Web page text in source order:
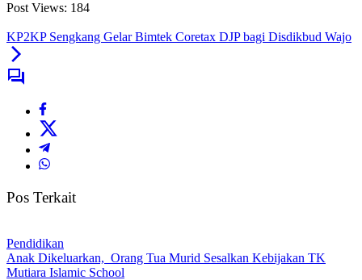
Post Views: 184
KP2KP Sengkang Gelar Bimtek Coretax DJP bagi Disdikbud Wajo
Pos Terkait
Pendidikan
Anak Dikeluarkan, Orang Tua Murid Sesalkan Kebijakan TK
Mutiara Islamic School